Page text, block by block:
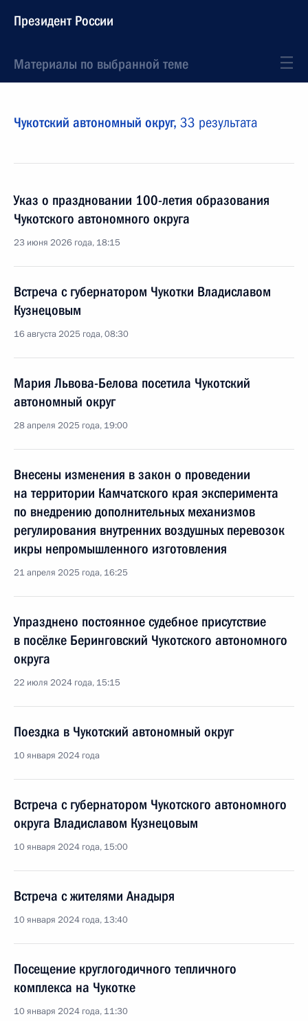
Президент России
Материалы по выбранной теме
Чукотский автономный округ, 33 результата
Указ о праздновании 100-летия образования
Чукотского автономного округа
23 июня 2026 года, 18:15
Встреча с губернатором Чукотки Владиславом
Кузнецовым
16 августа 2025 года, 08:30
Мария Львова-Белова посетила Чукотский
автономный округ
28 апреля 2025 года, 19:00
Внесены изменения в закон о проведении
на территории Камчатского края эксперимента
по внедрению дополнительных механизмов
регулирования внутренних воздушных перевозок
икры непромышленного изготовления
21 апреля 2025 года, 16:25
Упразднено постоянное судебное присутствие
в посёлке Беринговский Чукотского автономного
округа
22 июля 2024 года, 15:15
Поездка в Чукотский автономный округ
10 января 2024 года
Встреча с губернатором Чукотского автономного
округа Владиславом Кузнецовым
10 января 2024 года, 15:00
Встреча с жителями Анадыря
10 января 2024 года, 13:40
Посещение круглогодичного тепличного
комплекса на Чукотке
10 января 2024 года, 11:30